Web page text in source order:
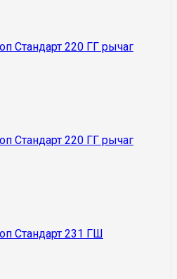
Стандарт 220 ГГ рычаг
Стандарт 220 ГГ рычаг
Стандарт 231 ГШ